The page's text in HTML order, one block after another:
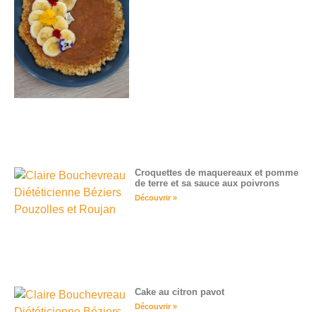
Croquettes de maquereaux et pomme
de terre et sa sauce aux poivrons
Découvrir »
Cake au citron pavot
Découvrir »